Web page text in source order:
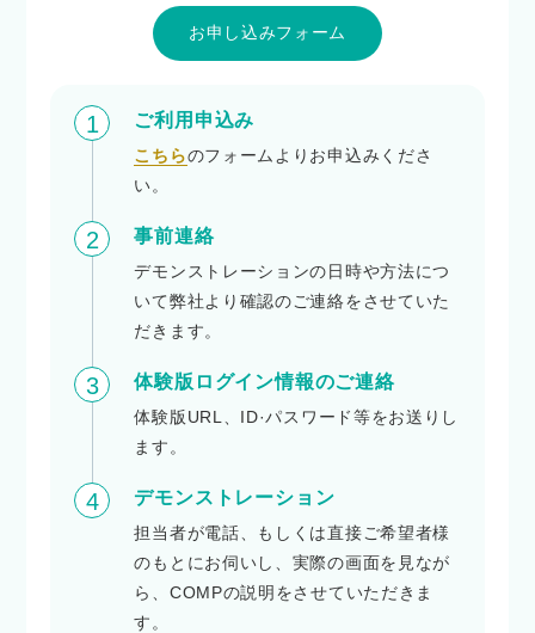
1 ご利用申込み
こちらのフォームよりお申込みくださ
い。
2 事前連絡
デモンストレーションの日時や方法につ
いて弊社より確認のご連絡をさせていた
だきます。
3 体験版ログイン情報のご連絡
体験版URL、ID·パスワード等をお送りし
ます。
4 デモンストレーション
担当者が電話、もしくは直接ご希望者様
のもとにお伺いし、実際の画面を見なが
ら、COMPの説明をさせていただきま
す。
お申し込みフォーム